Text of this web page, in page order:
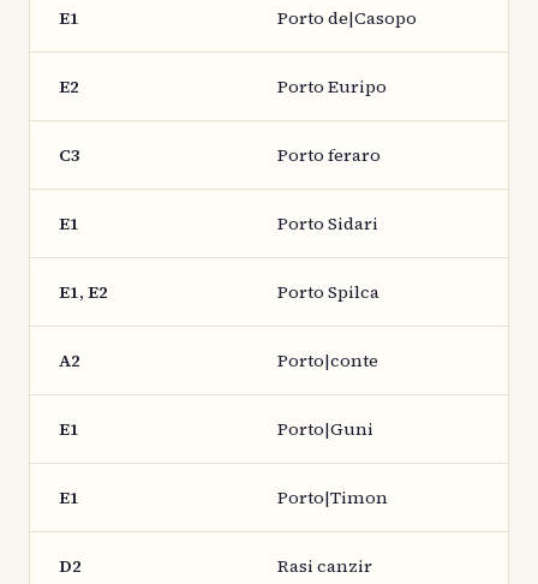
E1 Porto de|Casopo
E2 Porto Euripo
C3 Porto feraro
E1 Porto Sidari
E1, E2 Porto Spilca
A2 Porto|conte
E1 Porto|Guni
E1 Porto|Timon
D2 Rasi canzir